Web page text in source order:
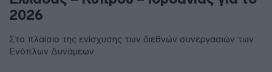
2026
Στο πλαίσιο της ενίσχυσης των διεθνών συνεργασιών των
Ενόπλων Δυνάμεων